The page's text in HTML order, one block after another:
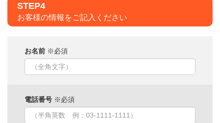
STEP4
お客様の情報をご記入ください
お名前 ※必須
電話番号 ※必須